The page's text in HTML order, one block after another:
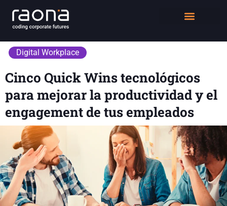
Digital Workplace
Cinco Quick Wins tecnológicos
para mejorar la productividad y el
engagement de tus empleados